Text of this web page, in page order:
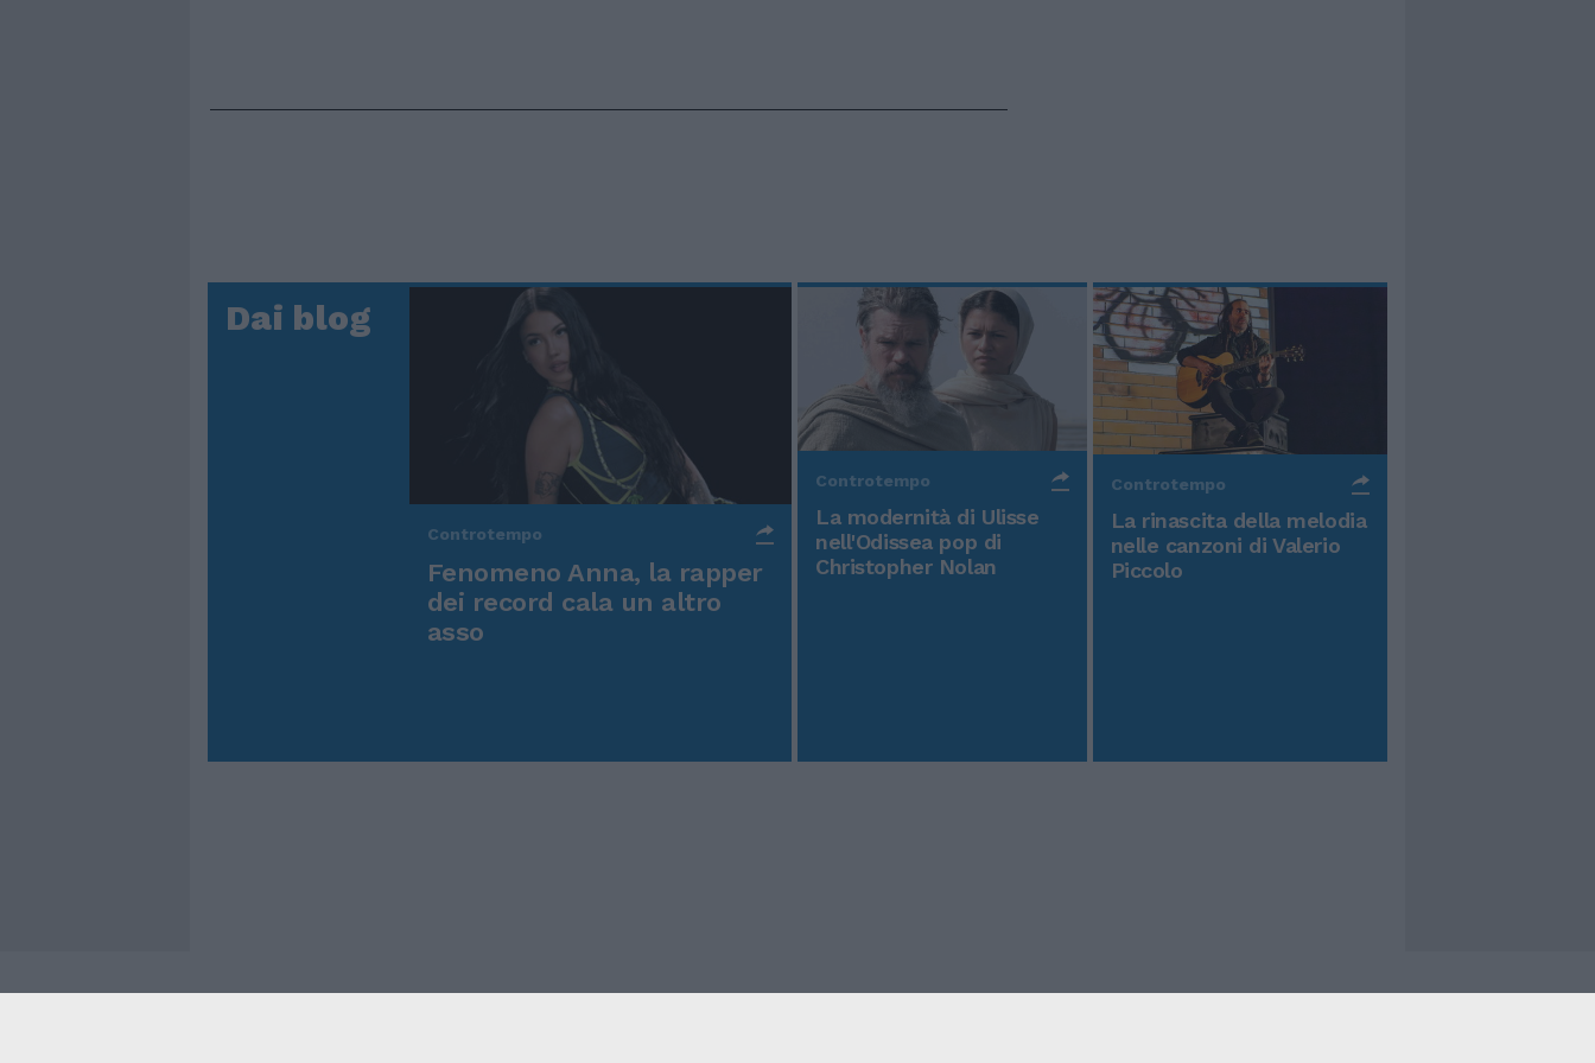
Dai blog
Controtempo
Fenomeno Anna, la rapper
dei record cala un altro
asso
Controtempo
La modernità di Ulisse
nell'Odissea pop di
Christopher Nolan
Controtempo
La rinascita della melodia
nelle canzoni di Valerio
Piccolo